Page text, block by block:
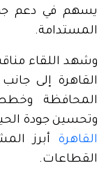
يسهم في دعم
المستدامة.
وشهد اللقاء
القاهرة إلى جانب
المحافظة
وتحسين جودة
القاهرة أبرز
القطاعات.